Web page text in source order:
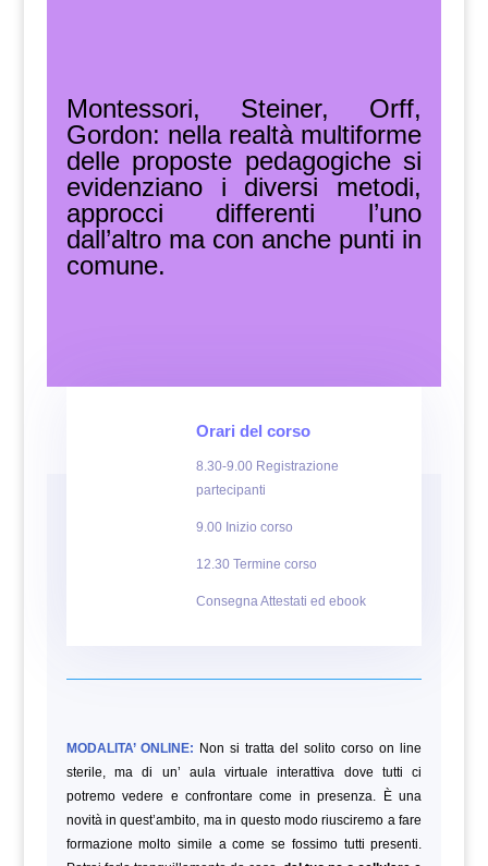
Montessori, Steiner, Orff,
Gordon: nella realtà multiforme
delle proposte pedagogiche si
evidenziano i diversi metodi,
approcci differenti l’uno
dall’altro ma con anche punti in
comune.
Orari del corso
8.30-9.00 Registrazione
partecipanti
9.00 Inizio corso
12.30 Termine corso
Consegna Attestati ed ebook
MODALITA’ ONLINE: Non si tratta del solito corso on line
sterile, ma di un’ aula virtuale interattiva dove tutti ci
potremo vedere e confrontare come in presenza. È una
novità in quest’ambito, ma in questo modo riusciremo a fare
formazione molto simile a come se fossimo tutti presenti.